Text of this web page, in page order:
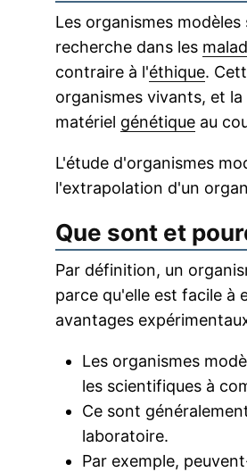
Les organismes
recherche dans les
contraire à l'éthique.
organismes vivants, et
matériel génétique au
L'étude d'organismes
l'extrapolation d'un
Que sont et
Par définition, un
parce qu'elle est facile à
avantages
Les organismes
les scientifiques à
Ce sont
laboratoire.
Par exemple,